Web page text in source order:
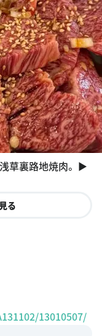
草裏路地焼肉。 ▶︎
13010507/